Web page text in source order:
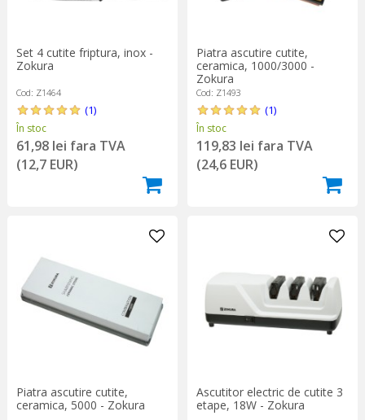
Set 4 cutite friptura, inox -
Zokura
Cod: Z1464
(1)
În stoc
61,98 lei fara TVA
(12,7 EUR)
Piatra ascutire cutite,
ceramica, 1000/3000 -
Zokura
Cod: Z1493
(1)
În stoc
119,83 lei fara TVA
(24,6 EUR)
Piatra ascutire cutite,
ceramica, 5000 - Zokura
Ascutitor electric de cutite 3
etape, 18W - Zokura